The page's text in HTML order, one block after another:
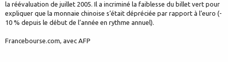
la réévaluation de juillet 2005. Il a incriminé la faiblesse du billet vert pour
expliquer que la monnaie chinoise s’était dépréciée par rapport à l’euro (-
10 % depuis le début de l’année en rythme annuel).
Francebourse.com, avec AFP